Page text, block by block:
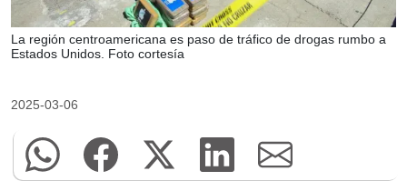
La región centroamericana es paso de tráfico de drogas rumbo a
Estados Unidos. Foto cortesía
2025-03-06